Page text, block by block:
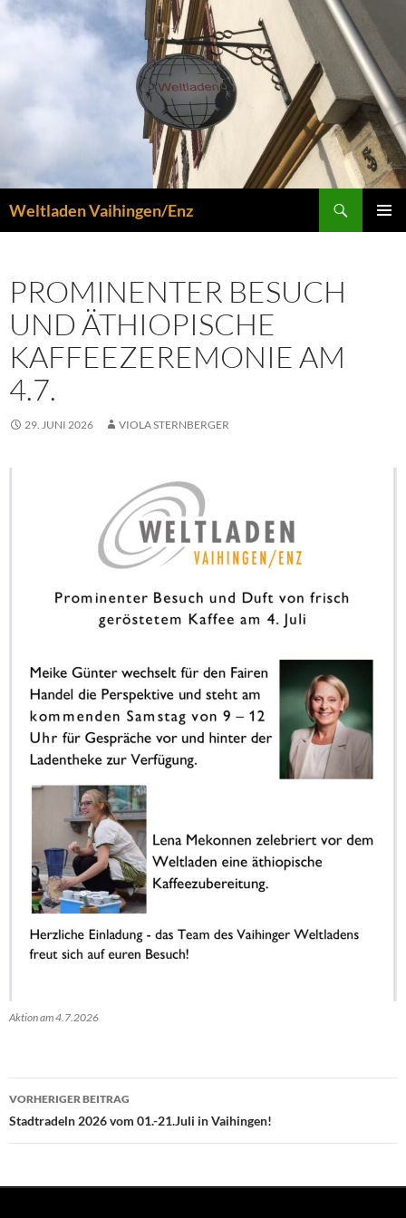
Zum
Inhalt
Weltladen Vaihingen/Enz
PROMINENTER BESUCH
UND ÄTHIOPISCHE
KAFFEEZEREMONIE AM
4.7.
29. JUNI 2026 VIOLA STERNBERGER
Aktion am 4.7.2026
Beitragsnavigation
VORHERIGER BEITRAG
Stadtradeln 2026 vom 01.-21.Juli in Vaihingen!